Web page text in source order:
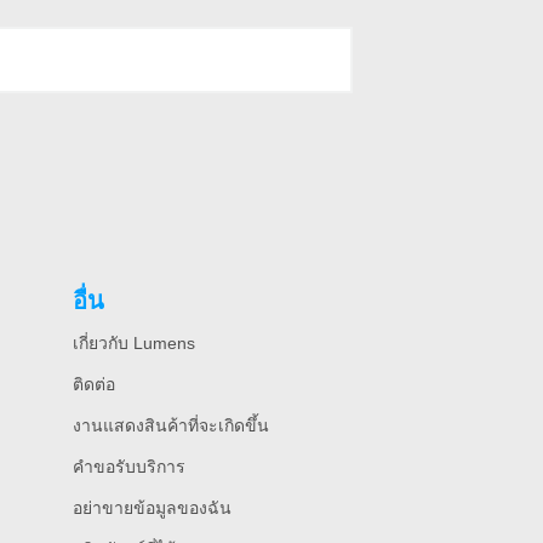
อื่น
เกี่ยวกับ Lumens
ติดต่อ
งานแสดงสินค้าที่จะเกิดขึ้น
คําขอรับบริการ
อย่าขายข้อมูลของฉัน